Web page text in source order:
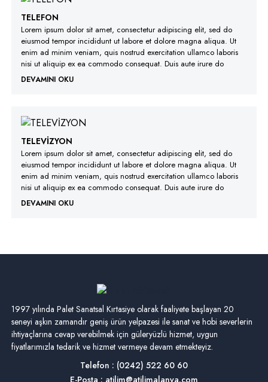
TELEFON
Lorem ipsum dolor sit amet, consectetur adipiscing elit, sed do
eiusmod tempor incididunt ut labore et dolore magna aliqua. Ut
enim ad minim veniam, quis nostrud exercitation ullamco laboris
nisi ut aliquip ex ea commodo consequat. Duis aute irure do
DEVAMINI OKU
TELEVİZYON
Lorem ipsum dolor sit amet, consectetur adipiscing elit, sed do
eiusmod tempor incididunt ut labore et dolore magna aliqua. Ut
enim ad minim veniam, quis nostrud exercitation ullamco laboris
nisi ut aliquip ex ea commodo consequat. Duis aute irure do
DEVAMINI OKU
1997 yılında Palet Sanatsal Kırtasiye olarak faaliyete başlayan 20
seneyi aşkın zamandır geniş ürün yelpazesi ile sanat ve hobi severlerin
ihtiyaçlarına cevap verebilmek için güleryüzlü hizmet, uygun
fiyatlarımızla tedarik ve hizmet vermeye devam etmekteyiz.
Telefon : (0242) 522 60 60
E-Posta : atilim@atilimalanya.com